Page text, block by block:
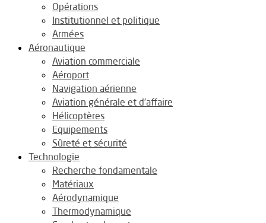
Opérations
Institutionnel et politique
Armées
Aéronautique
Aviation commerciale
Aéroport
Navigation aérienne
Aviation générale et d’affaire
Hélicoptères
Equipements
Sûreté et sécurité
Technologie
Recherche fondamentale
Matériaux
Aérodynamique
Thermodynamique